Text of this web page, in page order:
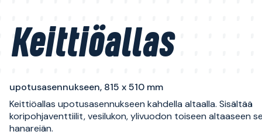
Keittiöallas
upotusasennukseen, 815 x 510 mm
Keittiöallas upotusasennukseen kahdella altaalla. Sisältää
koripohjaventtiilit, vesilukon, ylivuodon toiseen altaaseen
hanareiän.